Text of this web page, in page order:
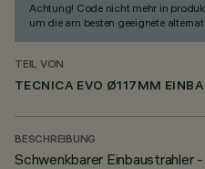
Achtung! Code nicht mehr in
um die am besten geeignete
TEIL VON
TECNICA EVO Ø117MM
BESCHREIBUNG
Schwenkbarer Einbaustrahler